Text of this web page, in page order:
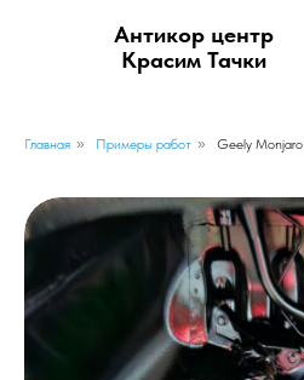
Антикор центр
Красим Тачки
Главная » Примеры работ » Geely Monjaro